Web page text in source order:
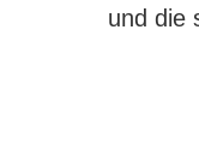
und die